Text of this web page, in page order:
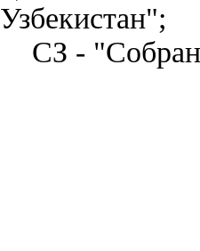
Узбекистан";
СЗ -